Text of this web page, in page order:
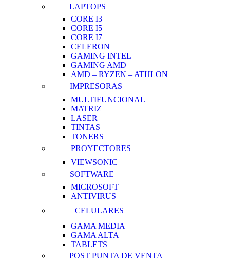
LAPTOPS
CORE I3
CORE I5
CORE I7
CELERON
GAMING INTEL
GAMING AMD
AMD – RYZEN – ATHLON
IMPRESORAS
MULTIFUNCIONAL
MATRIZ
LASER
TINTAS
TONERS
PROYECTORES
VIEWSONIC
SOFTWARE
MICROSOFT
ANTIVIRUS
CELULARES
GAMA MEDIA
GAMA ALTA
TABLETS
POST PUNTA DE VENTA